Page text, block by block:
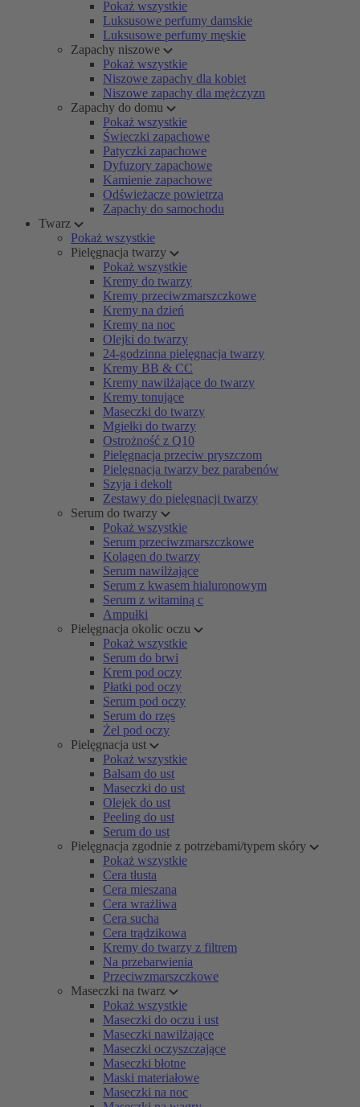
Pokaż wszystkie
Luksusowe perfumy damskie
Luksusowe perfumy męskie
Zapachy niszowe
Pokaż wszystkie
Niszowe zapachy dla kobiet
Niszowe zapachy dla mężczyzn
Zapachy do domu
Pokaż wszystkie
Świeczki zapachowe
Patyczki zapachowe
Dyfuzory zapachowe
Kamienie zapachowe
Odświeżacze powietrza
Zapachy do samochodu
Twarz
Pokaż wszystkie
Pielęgnacja twarzy
Pokaż wszystkie
Kremy do twarzy
Kremy przeciwzmarszczkowe
Kremy na dzień
Kremy na noc
Olejki do twarzy
24-godzinna pielęgnacja twarzy
Kremy BB & CC
Kremy nawilżające do twarzy
Kremy tonujące
Maseczki do twarzy
Mgiełki do twarzy
Ostrożność z Q10
Pielęgnacja przeciw pryszczom
Pielęgnacja twarzy bez parabenów
Szyja i dekolt
Zestawy do pielęgnacji twarzy
Serum do twarzy
Pokaż wszystkie
Serum przeciwzmarszczkowe
Kolagen do twarzy
Serum nawilżające
Serum z kwasem hialuronowym
Serum z witaminą c
Ampułki
Pielęgnacja okolic oczu
Pokaż wszystkie
Serum do brwi
Krem pod oczy
Płatki pod oczy
Serum pod oczy
Serum do rzęs
Żel pod oczy
Pielęgnacja ust
Pokaż wszystkie
Balsam do ust
Maseczki do ust
Olejek do ust
Peeling do ust
Serum do ust
Pielęgnacja zgodnie z potrzebami/typem skóry
Pokaż wszystkie
Cera tłusta
Cera mieszana
Cera wrażliwa
Cera sucha
Cera trądzikowa
Kremy do twarzy z filtrem
Na przebarwienia
Przeciwzmarszczkowe
Maseczki na twarz
Pokaż wszystkie
Maseczki do oczu i ust
Maseczki nawilżające
Maseczki oczyszczające
Maseczki błotne
Maski materiałowe
Maseczki na noc